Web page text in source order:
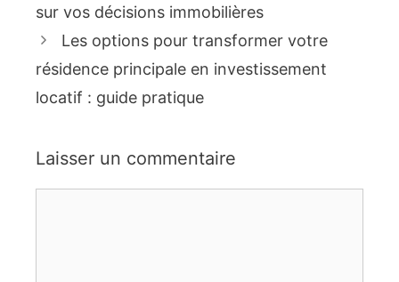
sur vos décisions immobilières
Les options pour transformer votre
résidence principale en investissement
locatif : guide pratique
Laisser un commentaire